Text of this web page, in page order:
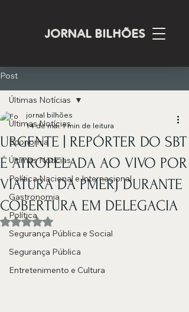
JORNAL BILHÕES
Post
Últimas Notícias
Economia
Últimas Notícias
Política Nacional e Internacional
Gastronomia
Política
Segurança Pública e Social
Segurança Pública
Entretenimento e Cultura
Últimas Notícias
URGENTE | REPÓRTER DO SBT
É ATROPELADA AO VIVO POR
VIATURA DA PMERJ DURANTE
COBERTURA EM DELEGACIA
jornal bilhões
14 de mai. 1 min de leitura
Avaliado com NaN de 5 estrelas.